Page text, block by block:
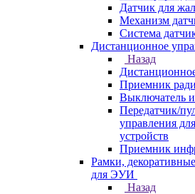
Датчик для
Механизм
Система
Дистанционное
Назад
Приемник
Выключатель
Передатчик/
управления
устройств
Приемник
Рамки,
для ЭУИ
Назад